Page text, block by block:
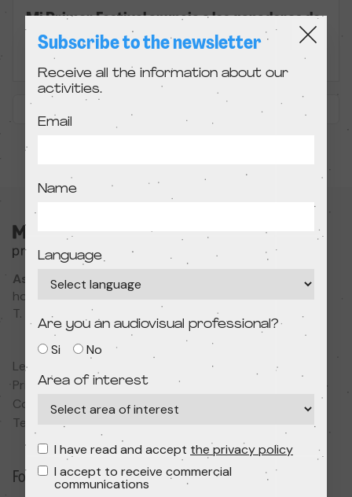
Mi Primer Festival anuncia a los ganadores de
los concursos escolares en su reciente edición
Festival and Colegios
Associació Cultural MODIband
hola@primerfestivaldecine.com
T. 933 023 553
Legal notice
Privacy policy
Cookies policy
Terms and conditions
Follow us
Subscribe to the newsletter
Receive all the information about our
activities.
Email
Name
Language
Are you an audiovisual professional?
Si No
Area of interest
I have read and accept the privacy policy
I accept to receive commercial
communications